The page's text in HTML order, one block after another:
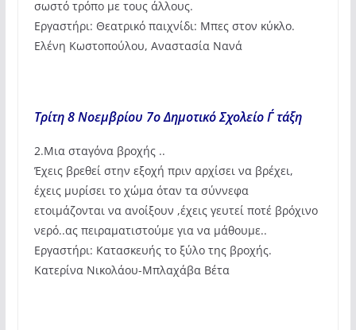
σωστό τρόπο με τους άλλους.
Εργαστήρι: Θεατρικό παιχνίδι: Μπες στον κύκλο.
Ελένη Κωστοπούλου, Αναστασία Νανά
Τρίτη 8 Νοεμβρίου 7ο Δημοτικό Σχολείο Γ΄ τάξη
2.Μια σταγόνα βροχής ..
Έχεις βρεθεί στην εξοχή πριν αρχίσει να βρέχει,
έχεις μυρίσει το χώμα όταν τα σύννεφα
ετοιμάζονται να ανοίξουν ,έχεις γευτεί ποτέ βρόχινο
νερό..ας πειραματιστούμε για να μάθουμε..
Εργαστήρι: Κατασκευής το ξύλο της βροχής.
Κατερίνα Νικολάου-Μπλαχάβα Βέτα